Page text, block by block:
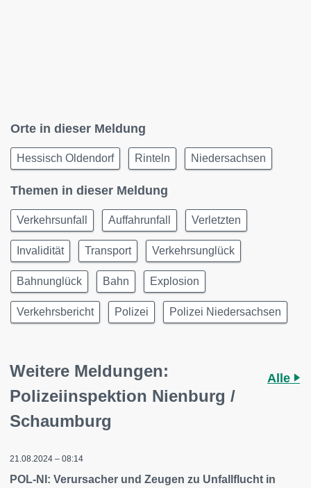
Orte in dieser Meldung
Hessisch Oldendorf Rinteln Niedersachsen
Themen in dieser Meldung
Verkehrsunfall Auffahrunfall Verletzten
Invalidität Transport Verkehrsunglück
Bahnunglück Bahn Explosion
Verkehrsbericht Polizei Polizei Niedersachsen
Weitere Meldungen:
Polizeiinspektion Nienburg /
Schaumburg
Alle
21.08.2024 – 08:14
POL-NI: Verursacher und Zeugen zu Unfallflucht in